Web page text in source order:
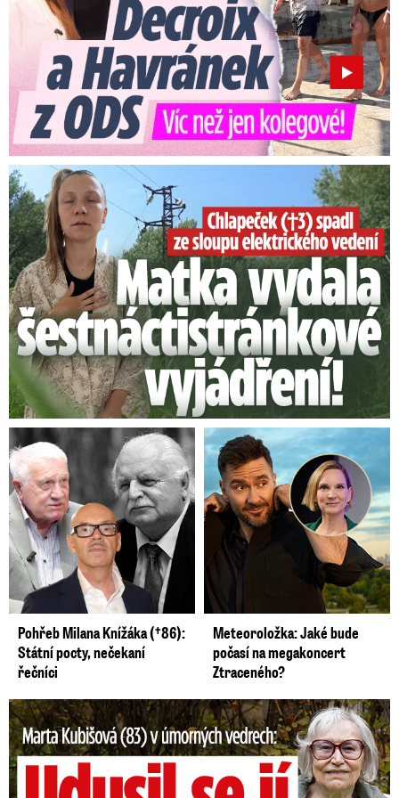
nezadržitelnej, prostě vykládal, vykládal,
upřesňoval a upřesňoval. Pro policii nádherná
práce. Dál nebylo potřeba něco vymejšlet,
prostě to Jiří Straka udělal za nás,“uzavřel
Doucha vzpomínky na 40 let starý případ.
V květnu 1994 byl Jiří Straka z vězení propuštěn
díky amnestii prezidenta Václava Havla o rok
dříve. Odtamtud putoval do uzavřeného
sexuologického oddělení psychiatrické léčebny
v pražských Bohnicích. Od ledna 2004 pak
pobýval v Psychiatrické léčebně v Opavě,
zařízení opustil v prosinci téhož roku. Straka po
odchodu z léčebny začal žít u svých rodičů na
Šumpersku. Později si změnil příjmení na Novák
a oženil se s přítelkyní, s níž se seznámil v
opavské léčebně.
Smrtelný pád chlapce: Matka vydala vyjádření na 16 stran
Pohřeb Milana Knížáka (†86):
Státní pocty, nečekaní
řečníci
Meteoroložka: Jaké bude
počasí na megakoncert
Ztraceného?
Marta Kubišová (83) v úmorných vedrech: Udusil se jí pejsek!